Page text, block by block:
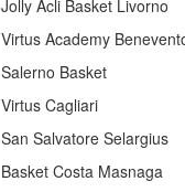
Jolly Acli Basket Livorno
Virtus Academy
Salerno Basket
Virtus Cagliari
San Salvatore Selargius
Basket Costa Masnaga